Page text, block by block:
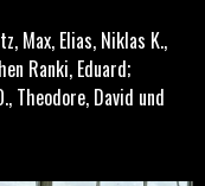
Max, Elias, Niklas K.,
Ranki, Eduard;
Theodore, David und